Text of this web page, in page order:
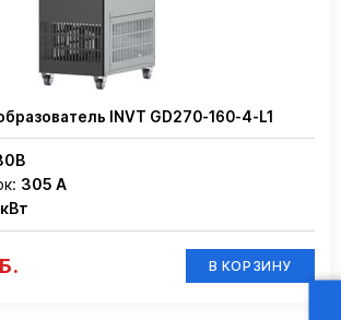
INVT GD270-160-4-L1
305 А
В КОРЗИНУ